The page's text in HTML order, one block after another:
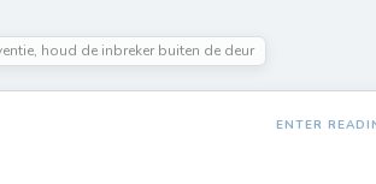
houd de inbreker buiten de deur
ENTER